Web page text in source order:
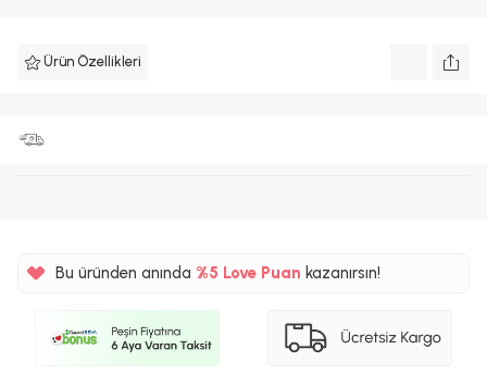
Ürün Özellikleri
Bu üründen anında %5 Love Puan kazanırsın!